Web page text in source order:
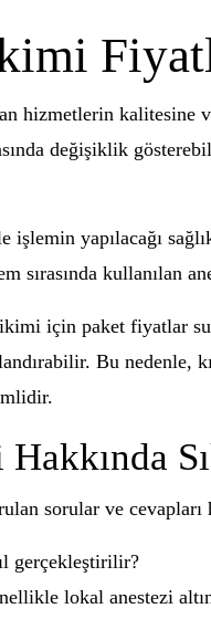
hizmetlerin
değişiklik
yapılacağı
sırasında kullanılan
için paket
Bu nedenle,
sorular ve
gerçekleştirilir?
lokal anestezi